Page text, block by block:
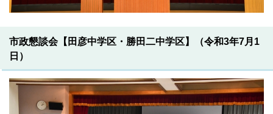
市政懇談会【田彦中学区・勝田二中学区】（令和3年7月1
日）